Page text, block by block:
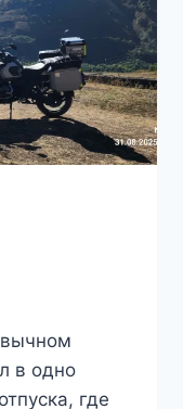
в одно
где